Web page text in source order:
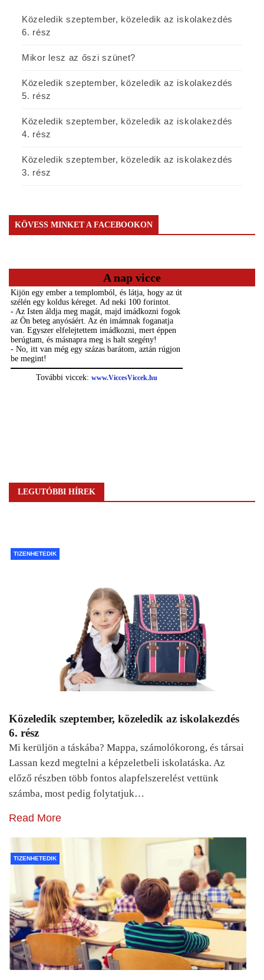
Közeledik szeptember, közeledik az iskolakezdés
6. rész
Mikor lesz az őszi szünet?
Közeledik szeptember, közeledik az iskolakezdés
5. rész
Közeledik szeptember, közeledik az iskolakezdés
4. rész
Közeledik szeptember, közeledik az iskolakezdés
3. rész
KÖVESS MINKET A FACEBOOKON
A nap vicce
LEGUTÓBBI HÍREK
TIZENHETEDIK
Közeledik szeptember, közeledik az iskolakezdés
6. rész
Mi kerüljön a táskába? Mappa, számolókorong, és társai
Lassan kezd megtelni a képzeletbeli iskolatáska. Az
előző részben több fontos alapfelszerelést vettünk
számba, most pedig folytatjuk…
Read More
TIZENHETEDIK